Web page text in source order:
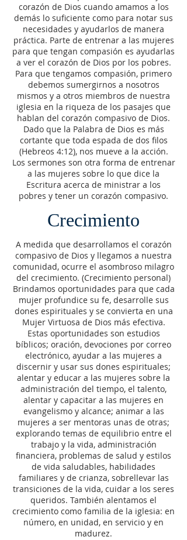
corazón de Dios cuando amamos a los
demás lo suficiente como para notar sus
necesidades y ayudarlos de manera
práctica. Parte de entrenar a las mujeres
para que tengan compasión es ayudarlas
a ver el corazón de Dios por los pobres.
Para que tengamos compasión, primero
debemos sumergirnos a nosotros
mismos y a otros miembros de nuestra
iglesia en la riqueza de los pasajes que
hablan del corazón compasivo de Dios.
Dado que la Palabra de Dios es más
cortante que toda espada de dos filos
(Hebreos 4:12), nos mueve a la acción.
Los sermones son otra forma de entrenar
a las mujeres sobre lo que dice la
Escritura acerca de ministrar a los
pobres y tener un corazón compasivo.
Crecimiento
A medida que desarrollamos el corazón
compasivo de Dios y llegamos a nuestra
comunidad, ocurre el asombroso milagro
del crecimiento. (Crecimiento personal)
Brindamos oportunidades para que cada
mujer profundice su fe, desarrolle sus
dones espirituales y se convierta en una
Mujer Virtuosa de Dios más efectiva.
Estas oportunidades son estudios
bíblicos; oración, devociones por correo
electrónico, ayudar a las mujeres a
discernir y usar sus dones espirituales;
alentar y educar a las mujeres sobre la
administración del tiempo, el talento,
alentar y capacitar a las mujeres en
evangelismo y alcance; animar a las
mujeres a ser mentoras unas de otras;
explorando temas de equilibrio entre el
trabajo y la vida, administración
financiera, problemas de salud y estilos
de vida saludables, habilidades
familiares y de crianza, sobrellevar las
transiciones de la vida, cuidar a los seres
queridos. También alentamos el
crecimiento como familia de la iglesia: en
número, en unidad, en servicio y en
madurez.